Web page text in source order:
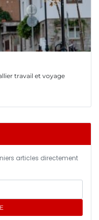
travail et voyage
articles directement